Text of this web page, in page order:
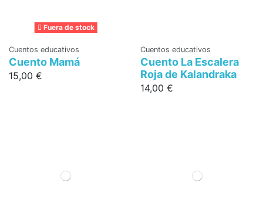
Fuera de stock
Cuentos educativos
Cuento Mamá
15,00 €
Cuentos educativos
Cuento La Escalera
Roja de Kalandraka
14,00 €